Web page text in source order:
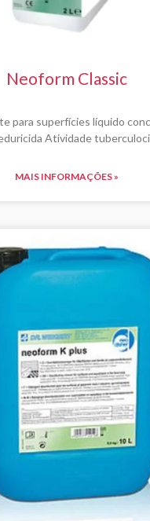
Neoform Classic
para superfícies líquido
Atividade
MAIS INFORMAÇÕES »